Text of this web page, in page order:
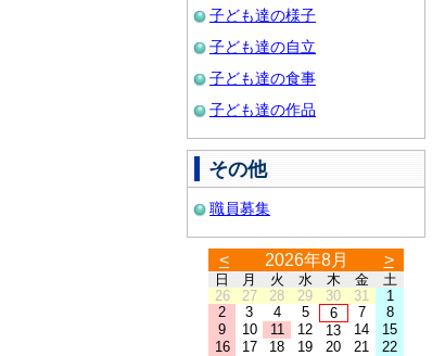
子ども達の様子
子ども達の自立
子ども達の食事
子ども達の作品
その他
職員募集
< 2026年8月 >
日 月 火 水 木 金
土
26
27 28 29 30 31
1
2
3 4 5 6 7
8
9
10 11 12 13 14
15
16
17 18 19 20 21
22